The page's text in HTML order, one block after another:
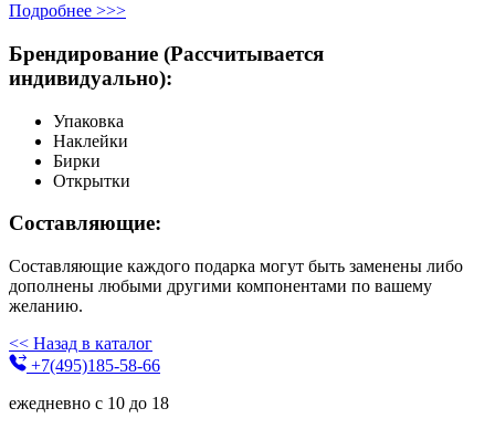
Подробнее >>>
Брендирование (Рассчитывается
индивидуально):
Упаковка
Наклейки
Бирки
Открытки
Составляющие:
Составляющие каждого подарка могут быть заменены либо
дополнены любыми другими компонентами по вашему
желанию.
<< Назад в каталог
+7(495)185-58-66
ежедневно с 10 до 18